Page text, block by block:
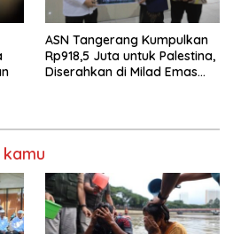
ASN Tangerang Kumpulkan
Rp918,5 Juta untuk Palestina,
Diserahkan di Milad Emas